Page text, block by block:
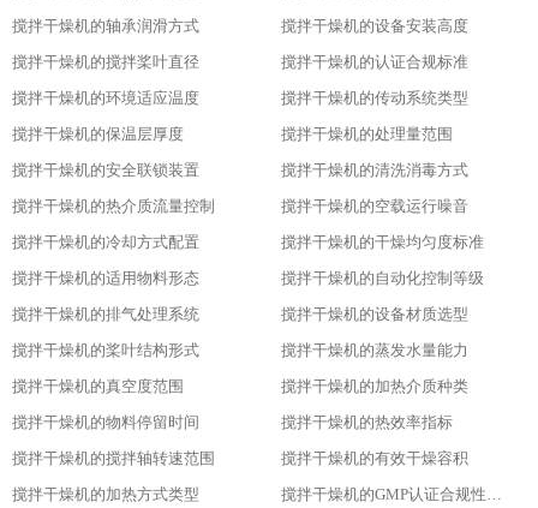
搅拌干燥机的轴承润滑方式
搅拌干燥机的设备安装高度
搅拌干燥机的搅拌桨叶直径
搅拌干燥机的认证合规标准
搅拌干燥机的环境适应温度
搅拌干燥机的传动系统类型
搅拌干燥机的保温层厚度
搅拌干燥机的处理量范围
搅拌干燥机的安全联锁装置
搅拌干燥机的清洗消毒方式
搅拌干燥机的热介质流量控制
搅拌干燥机的空载运行噪音
搅拌干燥机的冷却方式配置
搅拌干燥机的干燥均匀度标准
搅拌干燥机的适用物料形态
搅拌干燥机的自动化控制等级
搅拌干燥机的排气处理系统
搅拌干燥机的设备材质选型
搅拌干燥机的桨叶结构形式
搅拌干燥机的蒸发水量能力
搅拌干燥机的真空度范围
搅拌干燥机的加热介质种类
搅拌干燥机的物料停留时间
搅拌干燥机的热效率指标
搅拌干燥机的搅拌轴转速范围
搅拌干燥机的有效干燥容积
搅拌干燥机的加热方式类型
搅拌干燥机的GMP认证合规性设计